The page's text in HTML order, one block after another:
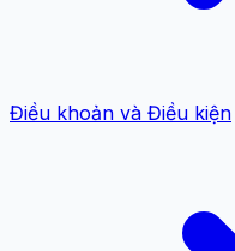
Điều khoản và Điều kiện